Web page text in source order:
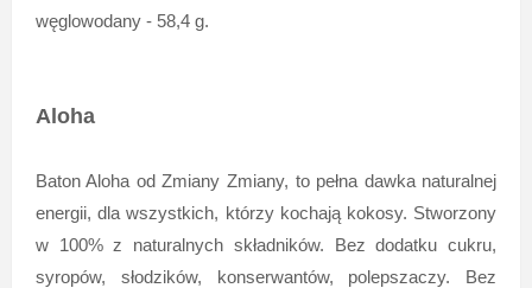
węglowodany - 58,4 g.
Aloha
Baton Aloha od Zmiany Zmiany, to pełna dawka naturalnej
energii, dla wszystkich, którzy kochają kokosy. Stworzony
w 100% z naturalnych składników. Bez dodatku cukru,
syropów, słodzików, konserwantów, polepszaczy. Bez